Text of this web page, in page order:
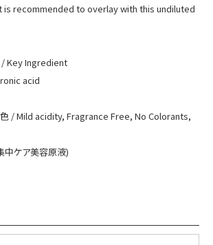
配送について
を見る
録
ン
is recommended to overlay with this undiluted
Key Ingredient
acid
色 / Mild acidity, Fragrance Free, No Colorants,
中ケア美容原液)